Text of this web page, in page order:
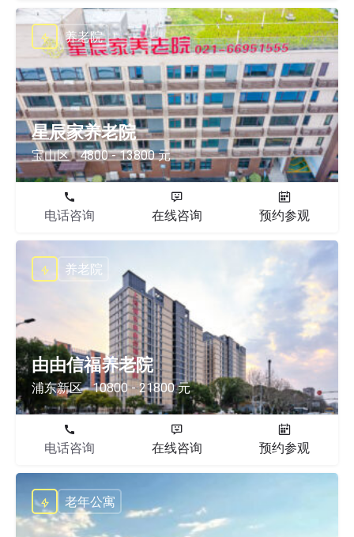
星辰家养老院
宝山区 4800 - 13800 元
养老院
电话咨询 在线咨询 预约参观
由由信福养老院
浦东新区 10800 - 21800 元
养老院
电话咨询 在线咨询 预约参观
老年公寓